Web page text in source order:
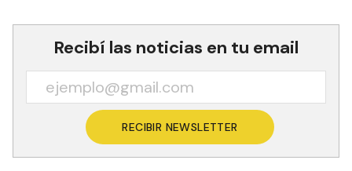
Recibí las noticias en tu email
RECIBIR NEWSLETTER